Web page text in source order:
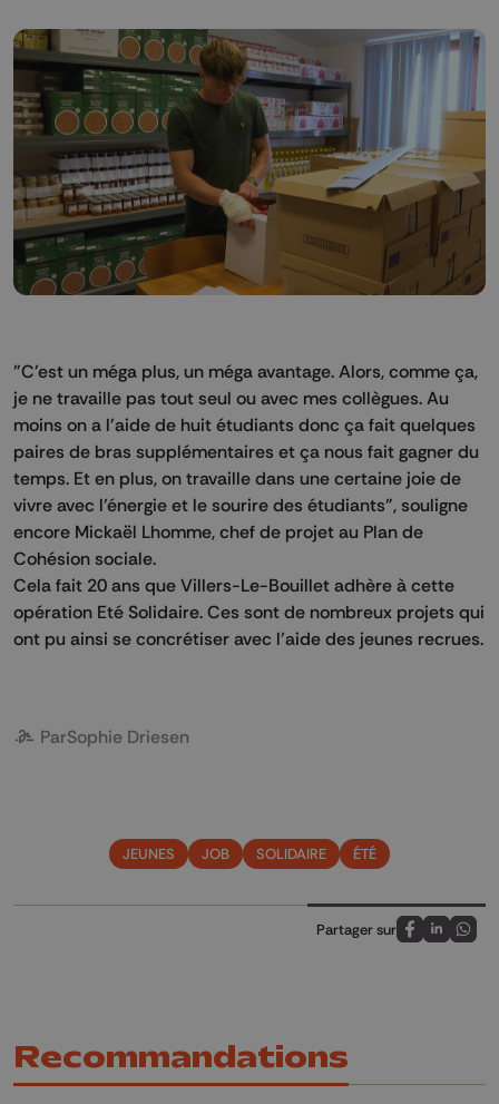
"C'est un méga plus, un méga avantage. Alors, comme ça,
je ne travaille pas tout seul ou avec mes collègues. Au
moins on a l'aide de huit étudiants donc ça fait quelques
paires de bras supplémentaires et ça nous fait gagner du
temps. Et en plus, on travaille dans une certaine joie de
vivre avec l’énergie et le sourire des étudiants", souligne
encore Mickaël Lhomme, chef de projet au Plan de
Cohésion sociale.
Cela fait 20 ans que Villers-Le-Bouillet adhère à cette
opération Eté Solidaire. Ces sont de nombreux projets qui
ont pu ainsi se concrétiser avec l’aide des jeunes recrues.
ParSophie Driesen
JEUNES JOB SOLIDAIRE ÉTÉ
Partager sur
Partagez sur
Partagez
Recommandations